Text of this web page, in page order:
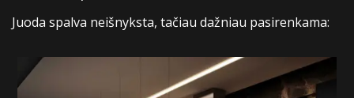
Juoda spalva neišnyksta, tačiau dažniau pasirenkama: